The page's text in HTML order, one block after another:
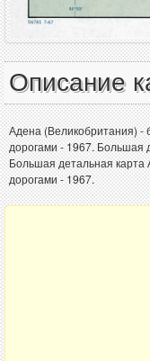
Описание
Адена (Великобритания) -
дорогами - 1967. Большая
Большая детальная
дорогами - 1967.